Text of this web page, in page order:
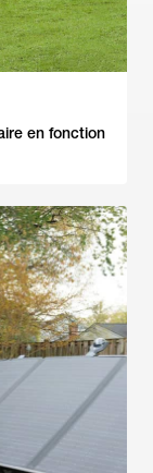
en fonction